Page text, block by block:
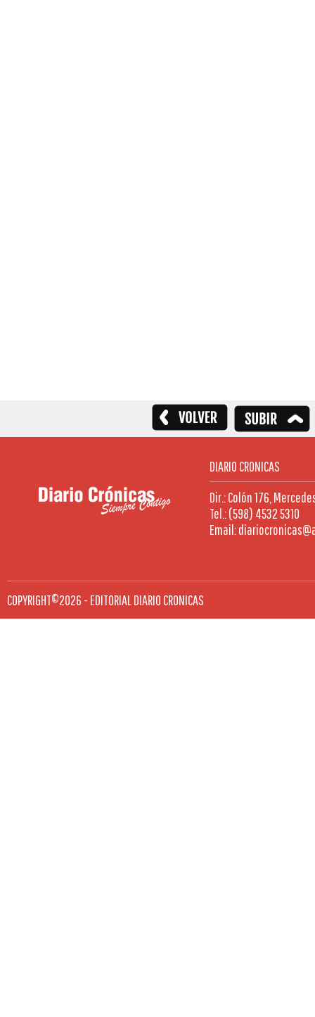
DIARIO CRONICAS
Dir.: Colón 176,
Tel.: (598) 4532 5310
Email:
COPYRIGHT©2026 - EDITORIAL DIARIO CRONICAS